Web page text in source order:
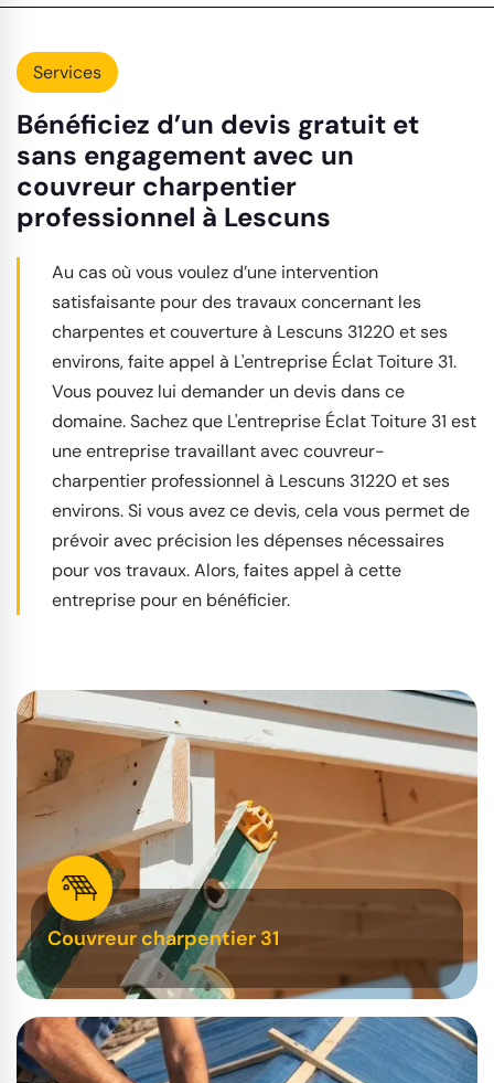
Services
Bénéficiez d’un devis gratuit et
sans engagement avec un
couvreur charpentier
professionnel à Lescuns
Au cas où vous voulez d’une intervention
satisfaisante pour des travaux concernant les
charpentes et couverture à Lescuns 31220 et ses
environs, faite appel à L'entreprise Éclat Toiture 31.
Vous pouvez lui demander un devis dans ce
domaine. Sachez que L'entreprise Éclat Toiture 31 est
une entreprise travaillant avec couvreur-
charpentier professionnel à Lescuns 31220 et ses
environs. Si vous avez ce devis, cela vous permet de
prévoir avec précision les dépenses nécessaires
pour vos travaux. Alors, faites appel à cette
entreprise pour en bénéficier.
Couvreur charpentier 31